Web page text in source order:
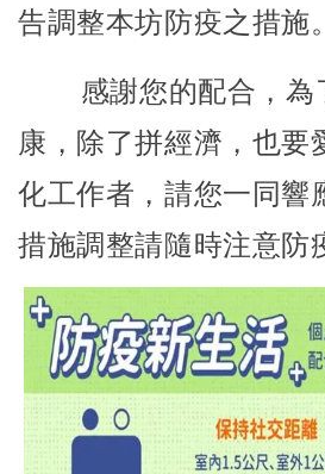
告調整本坊防疫之措施。
感謝您的配合，為
康，除了拼經濟，也要
化工作者，請您一同響
措施調整請隨時注意防